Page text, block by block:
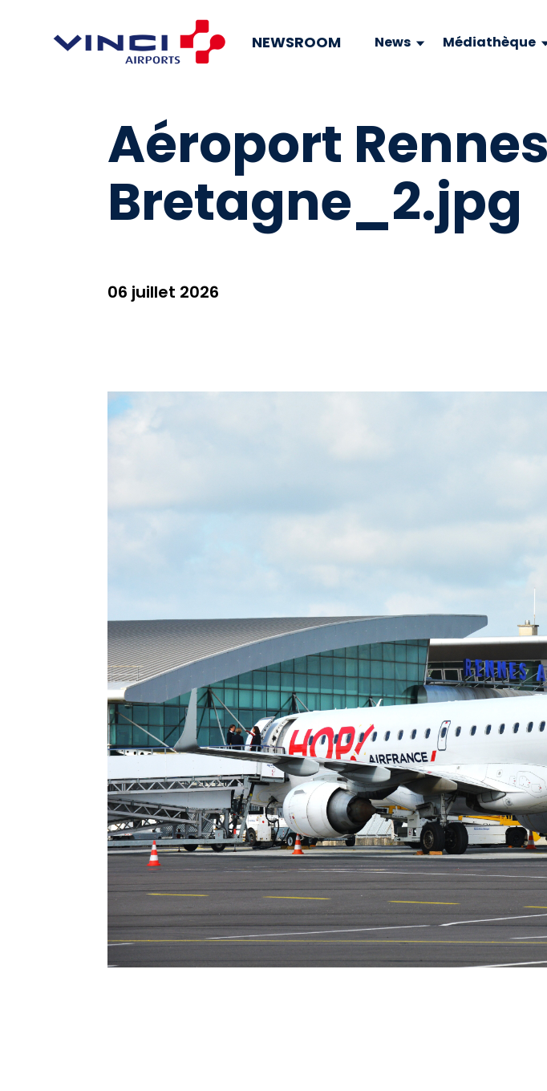
NEWSROOM News Médiathèque
Aéroport Rennes
Bretagne_2.jpg
06 juillet 2026